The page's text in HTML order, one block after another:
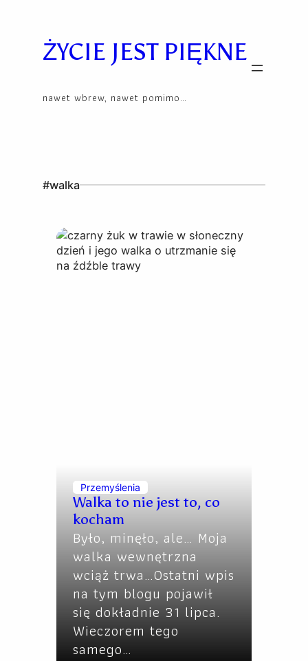
contentŻYCIE JEST PIĘKNE
nawet wbrew, nawet pomimo…
#walka
Przemyślenia
Walka to nie jest to, co
kocham
Było, minęło, ale… Moja
walka wewnętrzna
wciąż trwa…Ostatni wpis
na tym blogu pojawił
się dokładnie 31 lipca.
Wieczorem tego
samego…